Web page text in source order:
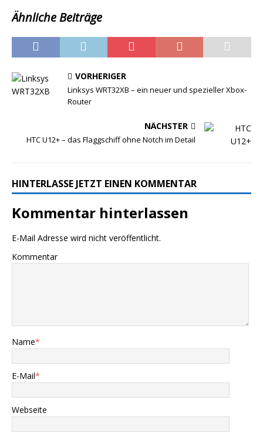
Ähnliche Beiträge
VORHERIGER
Linksys WRT32XB – ein neuer und spezieller Xbox-
Router
NÄCHSTER
HTC U12+ – das Flaggschiff ohne Notch im Detail
HINTERLASSE JETZT EINEN KOMMENTAR
Kommentar hinterlassen
E-Mail Adresse wird nicht veröffentlicht.
Kommentar
Name*
E-Mail*
Webseite